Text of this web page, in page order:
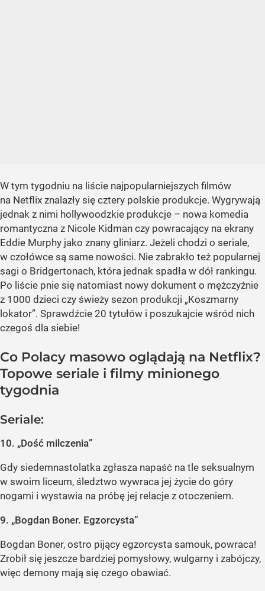
W tym tygodniu na liście najpopularniejszych filmów
na Netflix znalazły się cztery polskie produkcje. Wygrywają
jednak z nimi hollywoodzkie produkcje – nowa komedia
romantyczna z Nicole Kidman czy powracający na ekrany
Eddie Murphy jako znany gliniarz. Jeżeli chodzi o seriale,
w czołówce są same nowości. Nie zabrakło też popularnej
sagi o Bridgertonach, która jednak spadła w dół rankingu.
Po liście pnie się natomiast nowy dokument o mężczyźnie
z 1000 dzieci czy świeży sezon produkcji „Koszmarny
lokator”. Sprawdźcie 20 tytułów i poszukajcie wśród nich
czegoś dla siebie!
Co Polacy masowo oglądają na Netflix?
Topowe seriale i filmy minionego
tygodnia
Seriale:
10. „Dość milczenia”
Gdy siedemnastolatka zgłasza napaść na tle seksualnym
w swoim liceum, śledztwo wywraca jej życie do góry
nogami i wystawia na próbę jej relacje z otoczeniem.
9. „Bogdan Boner. Egzorcysta”
Bogdan Boner, ostro pijący egzorcysta samouk, powraca!
Zrobił się jeszcze bardziej pomysłowy, wulgarny i zabójczy,
więc demony mają się czego obawiać.